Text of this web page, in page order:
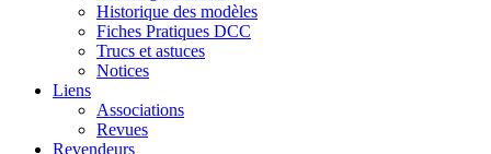
Historique des modèles
Fiches Pratiques DCC
Trucs et astuces
Notices
Liens
Associations
Revues
Revendeurs